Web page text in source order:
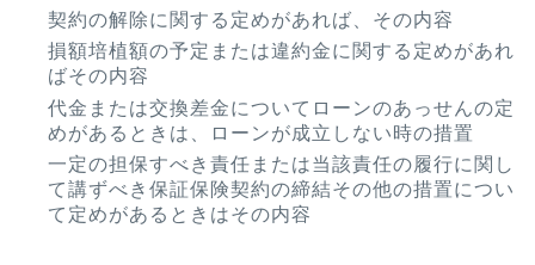
契約の解除に関する定めがあれば、その内容
損額培植額の予定または違約金に関する定めがあれ
ばその内容
代金または交換差金についてローンのあっせんの定
めがあるときは、ローンが成立しない時の措置
一定の担保すべき責任または当該責任の履行に関し
て講ずべき保証保険契約の締結その他の措置につい
て定めがあるときはその内容